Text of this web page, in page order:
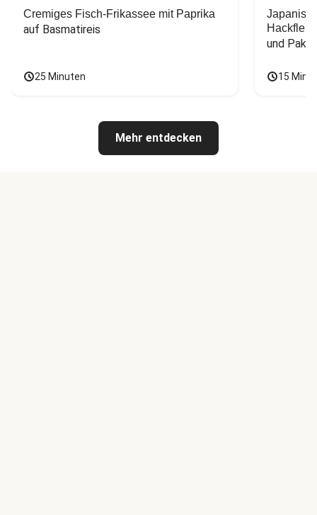
Cremiges Fisch-Frikassee mit Paprika
auf Basmatireis
25 Minuten
und Pak
15
Mehr entdecken